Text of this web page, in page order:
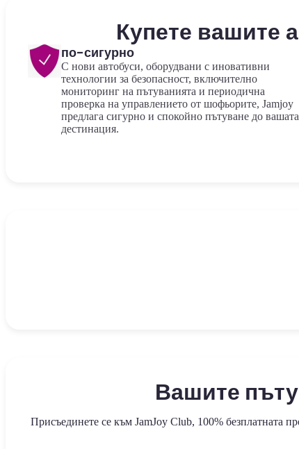
Купете вашите
по-сигурно
С нови автобуси, оборудвани с иновативни
технологии за безопасност, включително
мониторинг на пътуванията и периодична
проверка на управлението от шофьорите, Jamjoy
предлага сигурно и спокойно пътуване до вашата
дестинация.
Вашите
Присъединете се към JamJoy Club, 100% безплатната